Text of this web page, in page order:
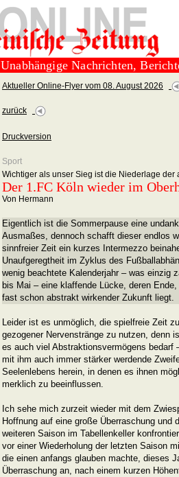
Unabhängige Nachrichten,
Aktueller Online-Flyer vom 08. August 2026
zurück
Druckversion
Sport
Wichtiger als unser Sieg ist die Niederlage der
Der 1.FC Köln wieder im
Von Hermann
Eigentlich ist die Sommerpause eine
Ausmaßes, dennoch schafft dieser endlos
sinnfreier Zeit ein kurzes Intermezzo
Unaufgeregtheit im Zyklus des
wenig beachtete Kalenderjahr – was einzig
bis Mai – eine klaffende Lücke, deren
fast schon abstrakt wirkender Zukunft liegt.
Leider ist es unmöglich, die spielfreie Zeit
gezogener Nervenstränge zu nutzen, denn
es auch viel Abstraktionsvermögens bedarf
mit ihm auch immer stärker werdende
Seelenlebens herein, in denen es ihnen
merklich zu beeinflussen.
Ich sehe mich zurzeit wieder mit dem
Hoffnung auf eine große Überraschung und
weiteren Saison im Tabellenkeller
vor einer Wiederholung der letzten Saison
die einen anfangs glauben machte, dieses
Überraschung an, nach einem kurzen